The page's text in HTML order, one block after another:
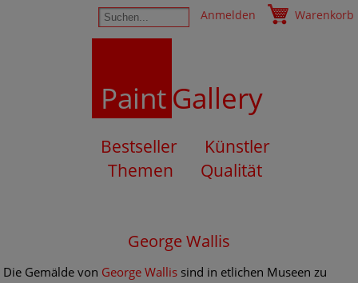
Anmelden Warenkorb
PaintGallery
Bestseller
Künstler
Themen
Qualität
George Wallis
Die Gemälde von George Wallis sind in etlichen Museen zu